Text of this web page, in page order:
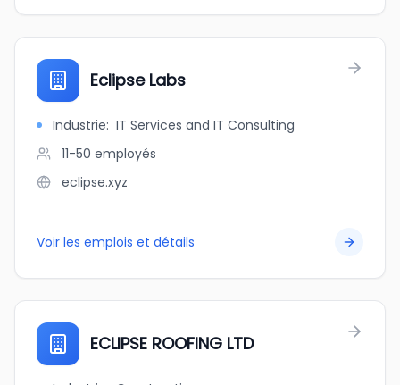
Eclipse Labs
Industrie: IT Services and IT Consulting
11-50 employés
eclipse.xyz
Voir les emplois et détails
ECLIPSE ROOFING LTD